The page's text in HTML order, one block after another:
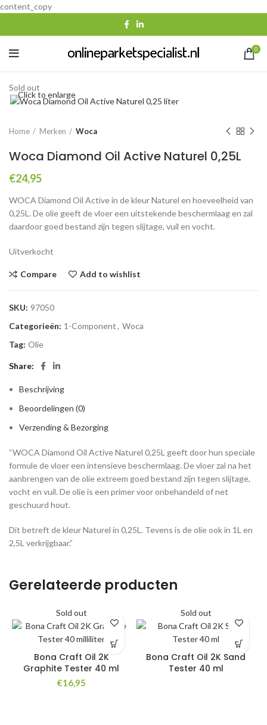
content_copy
0
Sold out
Click to enlarge
Home Merken Woca
Woca Diamond Oil Active Naturel 0,25L
€24,95
WOCA Diamond Oil Active in de kleur Naturel en hoeveelheid van
0,25L. De olie geeft de vloer een uitstekende beschermlaag en zal
daardoor goed bestand zijn tegen slijtage, vuil en vocht.
Uitverkocht
Compare Add to wishlist
SKU: 97050
Categorieën: 1-Component, Woca
Tag: Olie
Share
Beschrijving
Beoordelingen (0)
Verzending & Bezorging
“WOCA Diamond Oil Active Naturel 0,25L geeft door hun speciale
formule de vloer een intensieve beschermlaag. De vloer zal na het
aanbrengen van de olie extreem goed bestand zijn tegen slijtage,
vocht en vuil. De olie is een primer voor onbehandeld of net
geschuurd hout.
Dit betreft de kleur Naturel in 0,25L. Tevens is de olie ook in 1L en
2,5L verkrijgbaar.”
Gerelateerde producten
Sold out
Bona Craft Oil 2K
Graphite Tester 40 ml
€16,95
Sold out
Bona Craft Oil 2K Sand
Tester 40 ml